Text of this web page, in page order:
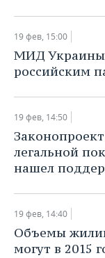
19 фев, 15:00
МИД Украины:
российским
19 фев, 14:50
легальной
нашел
19 фев, 14:40
Объемы
могут в 2015